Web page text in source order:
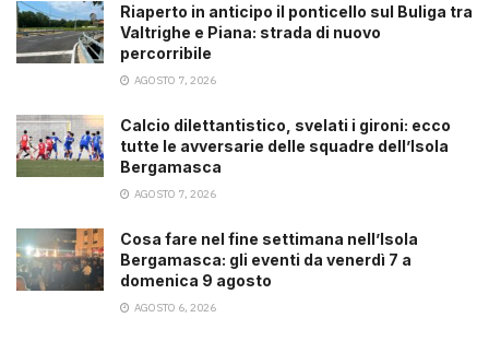
Riaperto in anticipo il ponticello sul Buliga tra
Valtrighe e Piana: strada di nuovo
percorribile
AGOSTO 7, 2026
Calcio dilettantistico, svelati i gironi: ecco
tutte le avversarie delle squadre dell’Isola
Bergamasca
AGOSTO 7, 2026
Cosa fare nel fine settimana nell’Isola
Bergamasca: gli eventi da venerdì 7 a
domenica 9 agosto
AGOSTO 6, 2026